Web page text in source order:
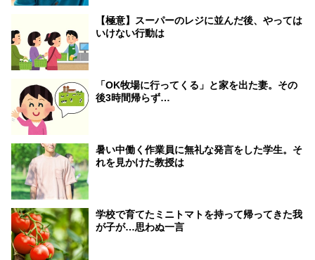
【極意】スーパーのレジに並んだ後、やっては
いけない行動は
「OK牧場に行ってくる」と家を出た妻。その
後3時間帰らず…
暑い中働く作業員に無礼な発言をした学生。そ
れを見かけた教授は
学校で育てたミニトマトを持って帰ってきた我
が子が…思わぬ一言